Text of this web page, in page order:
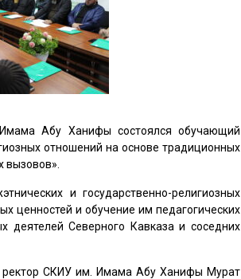
Абу Ханифы состоялся обучающий
отношений на основе традиционных
вызовов».
и государственно-религиозных
ценностей и обучение им педагогических
деятелей Северного Кавказа и соседних
ректор СКИУ им. Имама Абу Ханифы Мурат